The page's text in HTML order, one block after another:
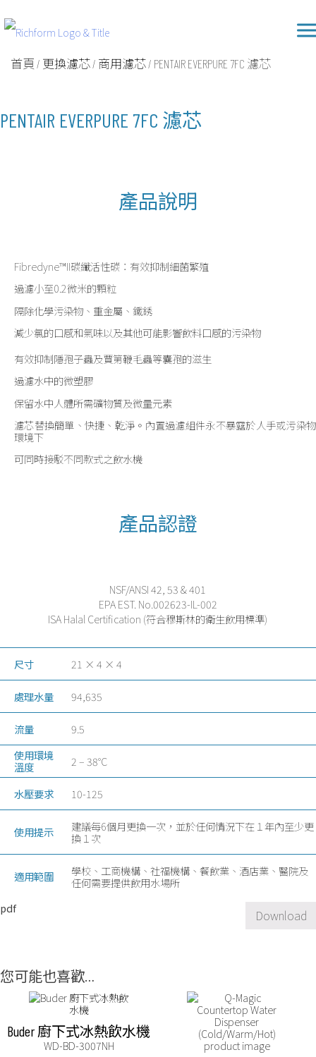
to
content
首頁 / 更換濾芯/ 商用濾芯/ PENTAIR EVERPURE 7FC 濾芯
PENTAIR EVERPURE 7FC 濾芯
產品說明
Fibredyne™II碳纖活性碳：有效抑制細菌繁殖
過濾小至0.2微米的顆粒
隔除化學污染物、重金屬、鐵銹
減少氯的口感和氣味以及其他可能影響飲料口感的污染物
有效抑制隱孢子蟲及賈第鞭毛蟲等囊孢的滋生
過濾水中的微塑膠
保留水中人體所需礦物質及微量元素
濾芯替換簡單、快捷、乾淨。內置過濾組件永不暴露於人手或污染物
環境下
可同時接駁不同款式之飲水機
產品認證
NSF/ANSI 42, 53 & 401
EPA EST. No.002623-IL-002
ISA Halal Certification (符合穆斯林的衛生飲用標準)
尺寸 21 × 4 × 4
處理水量 94,635
流量
9.5
使用環境
溫度
2 – 38°C
水壓要求 10-125
使用提示
建議每6個月更換一次，並於任何情況下在１年內至少更
換１次
適用範圍
學校、工商機構、社福機構、餐飲業、酒店業、醫院及
任何需要提供飲用水場所
pdf
Download
您可能也喜歡…
Buder 廚下式冰熱飲水機
WD-BD-3007NH